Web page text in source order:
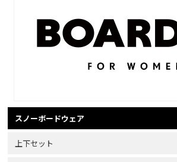
スノーボードウェア
上下セット